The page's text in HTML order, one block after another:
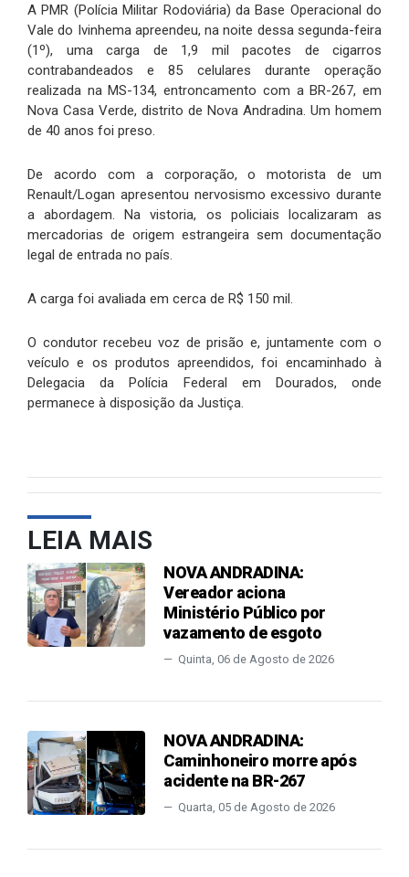
A PMR (Polícia Militar Rodoviária) da Base Operacional do
Vale do Ivinhema apreendeu, na noite dessa segunda-feira
(1º), uma carga de 1,9 mil pacotes de cigarros
contrabandeados e 85 celulares durante operação
realizada na MS-134, entroncamento com a BR-267, em
Nova Casa Verde, distrito de Nova Andradina. Um homem
de 40 anos foi preso.
De acordo com a corporação, o motorista de um
Renault/Logan apresentou nervosismo excessivo durante
a abordagem. Na vistoria, os policiais localizaram as
mercadorias de origem estrangeira sem documentação
legal de entrada no país.
A carga foi avaliada em cerca de R$ 150 mil.
O condutor recebeu voz de prisão e, juntamente com o
veículo e os produtos apreendidos, foi encaminhado à
Delegacia da Polícia Federal em Dourados, onde
permanece à disposição da Justiça.
LEIA MAIS
NOVA ANDRADINA:
Vereador aciona
Ministério Público por
vazamento de esgoto
Quinta, 06 de Agosto de 2026
NOVA ANDRADINA:
Caminhoneiro morre após
acidente na BR-267
Quarta, 05 de Agosto de 2026